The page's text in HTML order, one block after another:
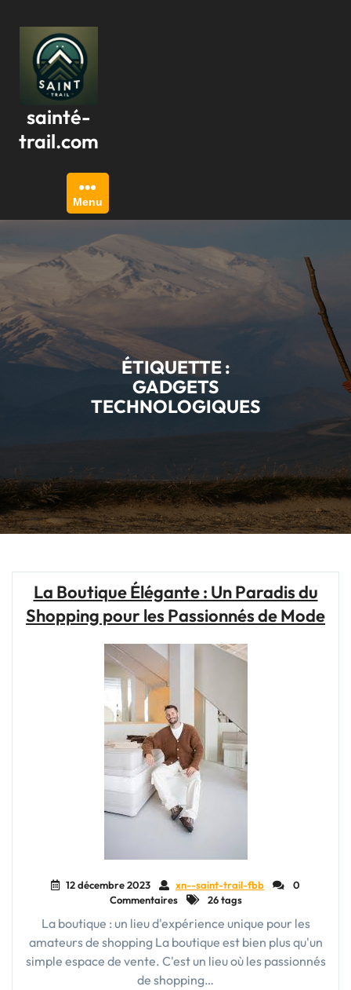
contenu
sainté-
trail.com
Menu
ÉTIQUETTE :
GADGETS
TECHNOLOGIQUES
La Boutique Élégante : Un Paradis du
Shopping pour les Passionnés de Mode
12 décembre 2023 xn--saint-trail-fbb
0
Commentaires
26 tags
La boutique : un lieu d'expérience unique pour les
amateurs de shopping La boutique est bien plus qu'un
simple espace de vente. C'est un lieu où les passionnés
de shopping…